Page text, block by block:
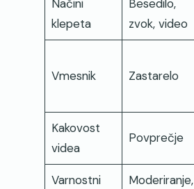
Načini
klepeta
Besedilo,
zvok, video
Vmesnik Zastarelo
Kakovost
videa
Povprečje
Varnostni
Moderiranje,